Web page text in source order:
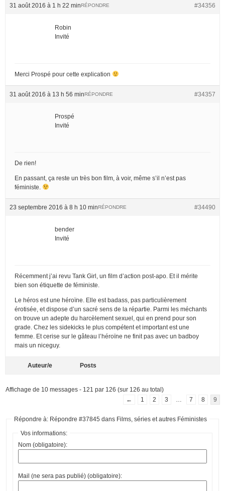
31 août 2016 à 1 h 22 min #34356
RÉPONDRE
Robin
Invité
Merci Prospé pour cette explication
31 août 2016 à 13 h 56 min #34357
RÉPONDRE
Prospé
Invité
De rien!
En passant, ça reste un très bon film, à voir, même s’il n’est pas
féministe.
23 septembre 2016 à 8 h 10 min #34490
RÉPONDRE
bender
Invité
Récemment j’ai revu Tank Girl, un film d’action post-apo. Et il mérite
bien son étiquette de féministe.
Le héros est une héroïne. Elle est badass, pas particulièrement
érotisée, et dispose d’un sacré sens de la répartie. Parmi les méchants
on trouve un adepte du harcèlement sexuel, qui en prend pour son
grade. Chez les sidekicks le plus compétent et important est une
femme. Et cerise sur le gâteau l’héroïne ne finit pas avec un badboy
mais un niceguy.
Auteur/e Posts
Affichage de 10 messages - 121 par 126 (sur 126 au total)
←
1 2 3 7 8 9
Répondre à: Répondre #37845 dans Films, séries et autres Féministes
Vos informations:
Nom (obligatoire):
Mail (ne sera pas publié) (obligatoire):